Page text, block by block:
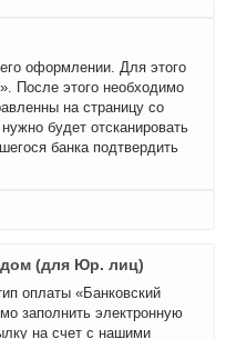
оформлении. Для этого
После этого необходимо
на страницу со
будет отсканировать
банка подтвердить
(для Юр. лиц)
оплаты «Банковский
заполнить электронную
на счет с нашими